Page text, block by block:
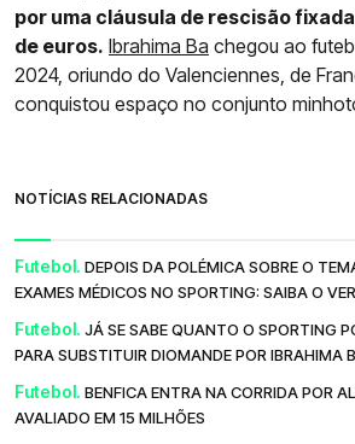
por uma cláusula de rescisão
de euros. Ibrahima Ba chegou ao
2024, oriundo do Valenciennes, de
conquistou espaço no conjunto
NOTÍCIAS RELACIONADAS
Futebol. DEPOIS DA POLÉMICA SOBRE O
EXAMES MÉDICOS NO SPORTING: SAIBA O
Futebol. JÁ SE SABE QUANTO O SPORTING
PARA SUBSTITUIR DIOMANDE POR IBRAHIMA
Futebol. BENFICA ENTRA NA CORRIDA POR
AVALIADO EM 15 MILHÕES